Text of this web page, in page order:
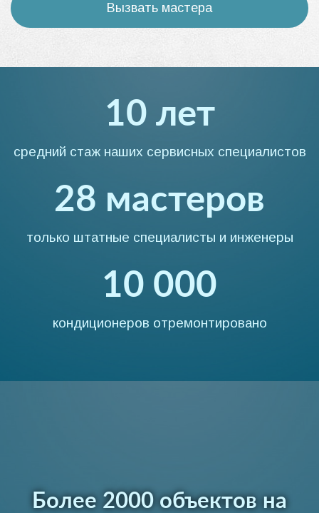
Вызвать мастера
10 лет
средний стаж наших сервисных специалистов
28 мастеров
только штатные специалисты и инженеры
10 000
кондиционеров отремонтировано
Более 2000 объектов на